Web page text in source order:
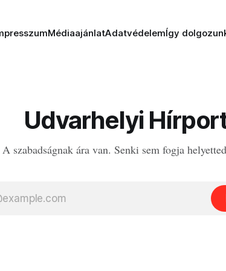
MédiaajánlatAdatvédelemÍgy
Udvarhelyi
A szabadságnak ára van. Senki sem fogja